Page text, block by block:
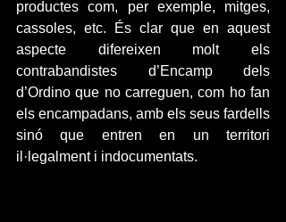
productes com, per exemple, mitges,
cassoles, etc. És clar que en aquest
aspecte difereixen molt els
contrabandistes d’Encamp dels
d’Ordino que no carreguen, com ho fan
els encampadans, amb els seus fardells
sinó que entren en un territori
il·legalment i indocumentats.